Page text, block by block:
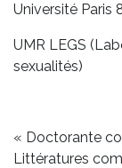
Université Paris
UMR LEGS
sexualités)
« Doctorante
Littératures